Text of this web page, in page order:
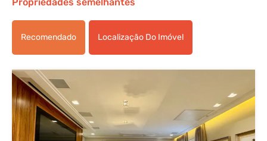
Recomendado Localização Do Imóvel